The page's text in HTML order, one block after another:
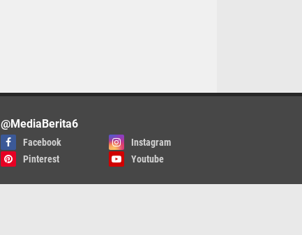
@MediaBerita6
Facebook
Instagram
Pinterest
Youtube